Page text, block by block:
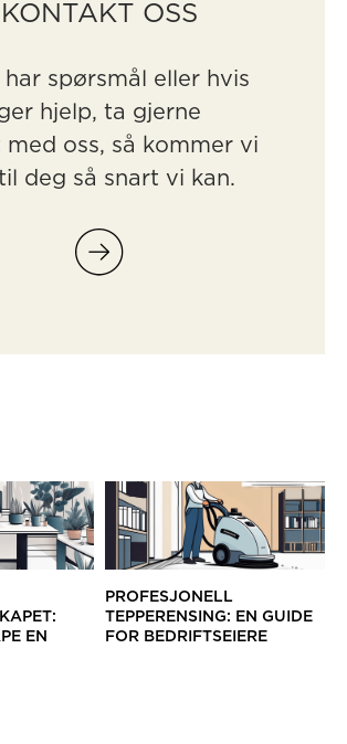
KONTAKT OSS
har spørsmål eller hvis
hjelp, ta gjerne
med oss, så kommer vi
deg så snart vi kan.
EN
PROFESJONELL
TEPPERENSING: EN GUIDE
FOR BEDRIFTSEIERE